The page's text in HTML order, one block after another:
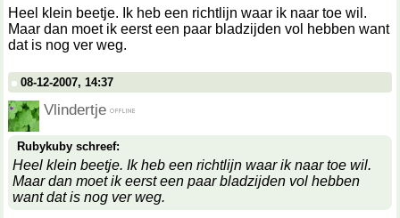
Heel klein beetje. Ik heb een richtlijn waar ik naar toe wil.
Maar dan moet ik eerst een paar bladzijden vol hebben want
dat is nog ver weg.
08-12-2007, 14:37
Vlindertje
Rubykuby schreef:
Heel klein beetje. Ik heb een richtlijn waar ik naar toe wil.
Maar dan moet ik eerst een paar bladzijden vol hebben
want dat is nog ver weg.